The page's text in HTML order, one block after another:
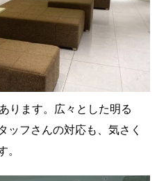
ります。広々とした明る
ッフさんの対応も、気さく
。